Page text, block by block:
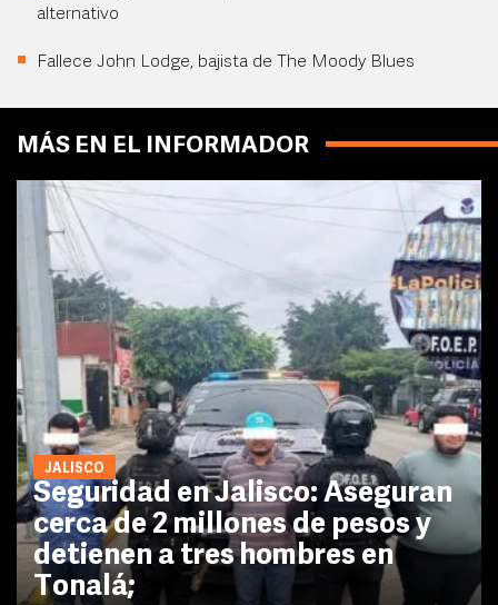
alternativo
Fallece John Lodge, bajista de The Moody Blues
MÁS EN EL INFORMADOR
JALISCO
Seguridad en Jalisco: Aseguran
cerca de 2 millones de pesos y
detienen a tres hombres en
Tonalá;